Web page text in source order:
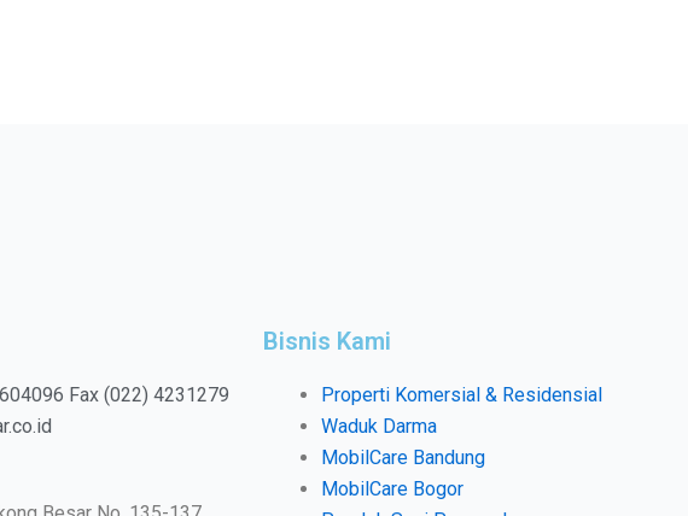
Fax (022) 4231279
Bisnis Kami
Properti Komersial & Residensial
Waduk Darma
MobilCare Bandung
MobilCare Bogor